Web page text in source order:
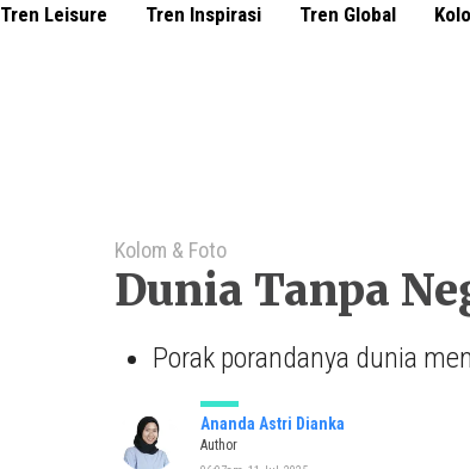
Tren Leisure Tren Inspirasi Tren Global
Kolom & Foto
Dunia Tanpa
Porak porandanya dunia
Ananda Astri Dianka
Author